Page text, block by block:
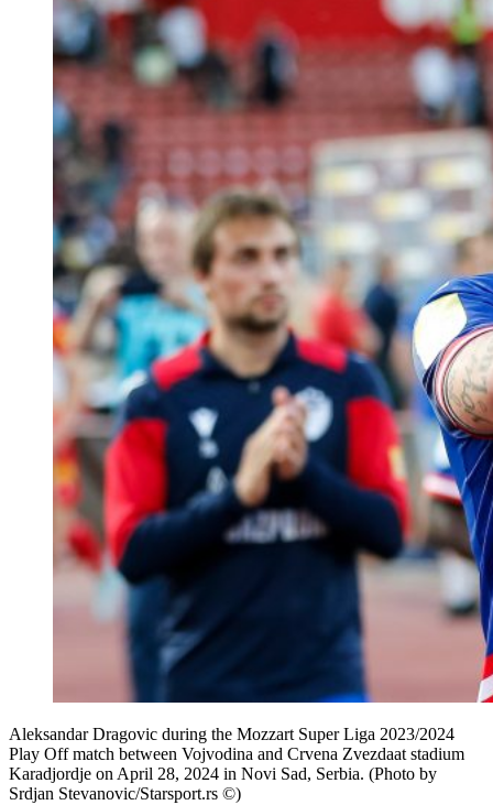
Aleksandar Dragovic during the Mozzart Super Liga 2023/2024
Play Off match between Vojvodina and Crvena Zvezdaat stadium
Karadjordje on April 28, 2024 in Novi Sad, Serbia. (Photo by
Srdjan Stevanovic/Starsport.rs ©)